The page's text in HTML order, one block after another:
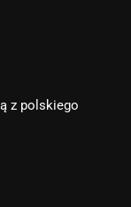
z polskiego